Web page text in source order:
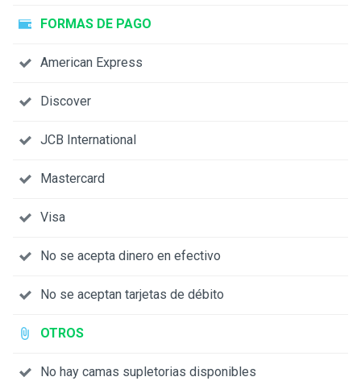
FORMAS DE PAGO
American Express
Discover
JCB International
Mastercard
Visa
No se acepta dinero en efectivo
No se aceptan tarjetas de débito
OTROS
No hay camas supletorias disponibles